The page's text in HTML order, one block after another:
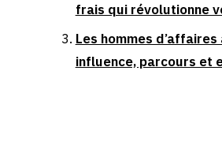
frais qui révolutionne
Les hommes d’affaires
influence, parcours et